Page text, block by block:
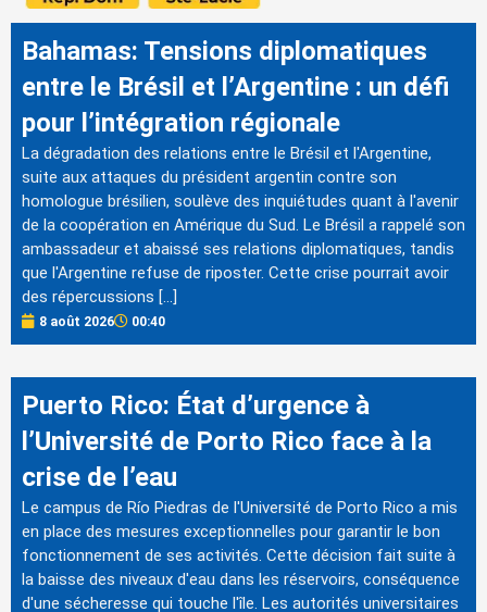
Bahamas: Tensions diplomatiques
entre le Brésil et l’Argentine : un défi
pour l’intégration régionale
La dégradation des relations entre le Brésil et l'Argentine,
suite aux attaques du président argentin contre son
homologue brésilien, soulève des inquiétudes quant à l'avenir
de la coopération en Amérique du Sud. Le Brésil a rappelé son
ambassadeur et abaissé ses relations diplomatiques, tandis
que l'Argentine refuse de riposter. Cette crise pourrait avoir
des répercussions […]
8 août 2026 00:40
Puerto Rico: État d’urgence à
l’Université de Porto Rico face à la
crise de l’eau
Le campus de Río Piedras de l'Université de Porto Rico a mis
en place des mesures exceptionnelles pour garantir le bon
fonctionnement de ses activités. Cette décision fait suite à
la baisse des niveaux d'eau dans les réservoirs, conséquence
d'une sécheresse qui touche l'île. Les autorités universitaires